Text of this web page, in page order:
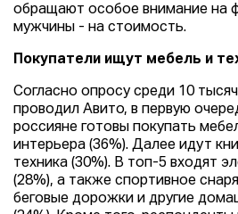
обращают особое внимание на
мужчины - на стоимость.
Покупатели ищут мебель и
Согласно опросу среди 10
проводил Авито, в первую
россияне готовы покупать
интерьера (36%). Далее идут
техника (30%). В топ-5 входят
(28%), а также спортивное
беговые дорожки и другие